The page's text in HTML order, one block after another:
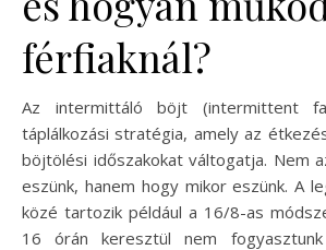
férfiaknál?
Az intermittáló böjt (intermittent
táplálkozási stratégia, amely az
böjtölési időszakokat váltogatja. Nem
eszünk, hanem hogy mikor eszünk. A
közé tartozik például a 16/8-as
16 órán keresztül nem